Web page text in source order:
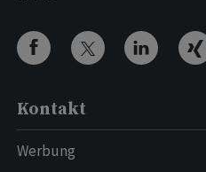
Kontakt
Werbung